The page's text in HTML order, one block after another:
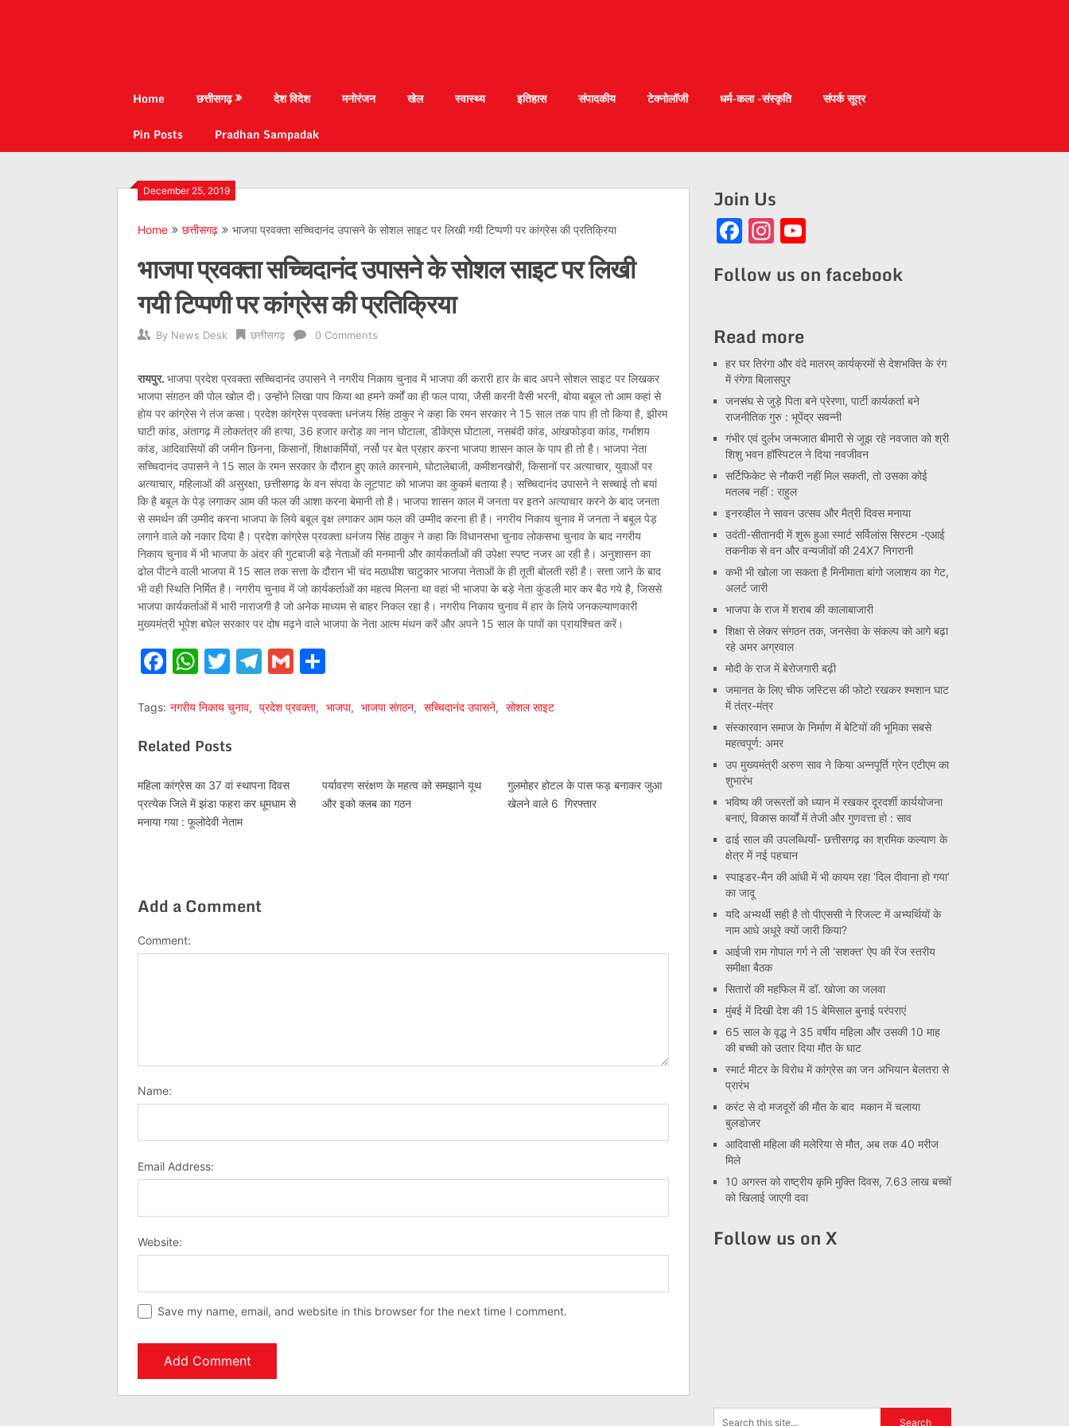
Home छत्तीसगढ़ देश विदेश मनोरंजन खेल स्वास्थ्य इतिहास संपादकीय टेक्नोलॉजी धर्म-कला -संस्कृति
संपर्क सूत्र
Pin Posts
Pradhan Sampadak
December 25, 2019
Home छत्तीसगढ़ भाजपा प्रवक्ता सच्चिदानंद उपासने के सोशल साइट पर लिखी गयी टिप्पणी पर कांग्रेस की प्रतिक्रिया
भाजपा प्रवक्ता सच्चिदानंद उपासने के सोशल साइट पर लिखी
गयी टिप्पणी पर कांग्रेस की प्रतिक्रिया
By News Desk छत्तीसगढ़ 0 Comments
रायपुर. भाजपा प्रदेश प्रवक्ता सच्चिदानंद उपासने ने नगरीय निकाय चुनाव में भाजपा की करारी हार के बाद अपने सोशल साइट पर लिखकर
भाजपा संग़ठन की पोल खोल दी। उन्होंने लिखा पाप किया था हमने कर्मों का ही फल पाया, जैसी करनी वैसी भरनी, बोया बबूल तो आम कहां से
होय पर कांग्रेस ने तंज कसा। प्रदेश कांग्रेस प्रवक्ता धनंजय सिंह ठाकुर ने कहा कि रमन सरकार ने 15 साल तक पाप ही तो किया है, झीरम
घाटी कांड, अंतागढ़ में लोकतंत्र की हत्या, 36 हजार करोड़ का नान घोटाला, डीकेएस घोटाला, नसबंदी कांड, आंखफोड़वा कांड, गर्भाशय
कांड, आदिवासियों की जमीन छिनना, किसानों, शिक्षाकर्मियों, नर्सो पर बेत प्रहार करना भाजपा शासन काल के पाप ही तो है। भाजपा नेता
सच्चिदानंद उपासने ने 15 साल के रमन सरकार के दौरान हुए काले कारनामे, घोटालेबाजी, कमीशनखोरी, किसानों पर अत्याचार, युवाओं पर
अत्याचार, महिलाओं की असुरक्षा, छत्तीसगढ़ के वन संपदा के लूटपाट को भाजपा का कुकर्म बताया है। सच्चिदानंद उपासने ने सच्चाई तो बयां
कि है बबूल के पेड़ लगाकर आम की फल की आशा करना बेमानी तो है। भाजपा शासन काल में जनता पर इतने अत्याचार करने के बाद जनता
से समर्थन की उम्मीद करना भाजपा के लिये बबूल वृक्ष लगाकर आम फल की उम्मीद करना ही है। नगरीय निकाय चुनाव में जनता ने बबूल पेड़
लगाने वाले को नकार दिया है। प्रदेश कांग्रेस प्रवक्ता धनंजय सिंह ठाकुर ने कहा कि विधानसभा चुनाव लोकसभा चुनाव के बाद नगरीय
निकाय चुनाव में भी भाजपा के अंदर की गुटबाजी बड़े नेताओं की मनमानी और कार्यकर्ताओं की उपेक्षा स्पष्ट नजर आ रही है। अनुशासन का
ढोल पीटने वाली भाजपा में 15 साल तक सत्ता के दौरान भी चंद मठाधीश चाटुकार भाजपा नेताओं के ही तूती बोलती रही है। सत्ता जाने के बाद
भी वही स्थिति निर्मित है। नगरीय चुनाव में जो कार्यकर्ताओं का महत्व मिलना था वहां भी भाजपा के बड़े नेता कुंडली मार कर बैठ गये है, जिससे
भाजपा कार्यकर्ताओं में भारी नाराजगी है जो अनेक माध्यम से बाहर निकल रहा है। नगरीय निकाय चुनाव में हार के लिये जनकल्याणकारी
मुख्यमंत्री भूपेश बघेल सरकार पर दोष मढ़ने वाले भाजपा के नेता आत्म मंथन करें और अपने 15 साल के पापों का प्रायश्चित करें।
Facebook
WhatsApp
Twitter
Telegram
Gmail
Tags: नगरीय निकाय चुनाव, प्रदेश प्रवक्ता, भाजपा, भाजपा संग़ठन, सच्चिदानंद उपासने, सोशल साइट
Related Posts
महिला कांग्रेस का 37 वां स्थापना दिवस
प्रत्येक जिले में झंडा फहरा कर धूमधाम से
मनाया गया : फूलोदेवी नेताम
पर्यावरण सरंक्षण के महत्व को समझाने यूथ
और इको क्लब का गठन
गुलमोहर होटल के पास फड़ बनाकर जुआ
खेलने वाले 6 गिरफ्तार
Add a Comment
Comment:
Name:
Email Address:
Website:
Save my name, email, and website in this browser for the next time I comment.
Join Us
Facebook
Instagram
Follow us on facebook
Read more
हर घर तिरंगा और वंदे मातरम् कार्यक्रमों से देशभक्ति के रंग
में रंगेगा बिलासपुर
जनसंघ से जुड़े पिता बने प्रेरणा, पार्टी कार्यकर्ता बने
राजनीतिक गुरु : भूपेंद्र सवन्नी
गंभीर एवं दुर्लभ जन्मजात बीमारी से जूझ रहे नवजात को श्री
शिशु भवन हॉस्पिटल ने दिया नवजीवन
सर्टिफिकेट से नौकरी नहीं मिल सकती, तो उसका कोई
मतलब नहीं : राहुल
इनरव्हील ने सावन उत्सव और मैत्री दिवस मनाया
उदंती-सीतानदी में शुरू हुआ स्मार्ट सर्विलांस सिस्टम -एआई
तकनीक से वन और वन्यजीवों की 24X7 निगरानी
कभी भी खोला जा सकता है मिनीमाता बांगो जलाशय का गेट,
अलर्ट जारी
भाजपा के राज में शराब की कालाबाजारी
शिक्षा से लेकर संगठन तक, जनसेवा के संकल्प को आगे बढ़ा
रहे अमर अग्रवाल
मोदी के राज में बेरोजगारी बढ़ी
जमानत के लिए चीफ जस्टिस की फोटो रखकर श्मशान घाट
में तंत्र-मंत्र
संस्कारवान समाज के निर्माण में बेटियों की भूमिका सबसे
महत्वपूर्ण: अमर
उप मुख्यमंत्री अरुण साव ने किया अन्नपूर्ति ग्रेन एटीएम का
शुभारंभ
भविष्य की जरूरतों को ध्यान में रखकर दूरदर्शी कार्ययोजना
बनाएं, विकास कार्यों में तेजी और गुणवत्ता हो : साव
ढाई साल की उपलब्धियाँ- छत्तीसगढ़ का श्रमिक कल्याण के
क्षेत्र में नई पहचान
स्पाइडर-मैन की आंधी में भी कायम रहा ‘दिल दीवाना हो गया’
का जादू
यदि अभ्यर्थी सही है तो पीएससी ने रिजल्ट में अभ्यर्थियों के
नाम आधे अधूरे क्यों जारी किया?
आईजी राम गोपाल गर्ग ने ली ‘सशक्त’ ऐप की रेंज स्तरीय
समीक्षा बैठक
सितारों की महफिल में डॉ. खोजा का जलवा
मुंबई में दिखी देश की 15 बेमिसाल बुनाई परंपराएं
65 साल के वृद्ध ने 35 वर्षीय महिला और उसकी 10 माह
की बच्ची को उतार दिया मौत के घाट
स्मार्ट मीटर के विरोध में कांग्रेस का जन अभियान बेलतरा से
प्रारंभ
करंट से दो मजदूरों की मौत के बाद मकान में चलाया
बुलडोजर
आदिवासी महिला की मलेरिया से मौत, अब तक 40 मरीज
मिले
10 अगस्त को राष्ट्रीय कृमि मुक्ति दिवस, 7.63 लाख बच्चों
को खिलाई जाएगी दवा
Follow us on X